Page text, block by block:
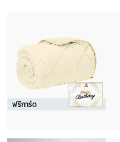
ฟรีการ์ด